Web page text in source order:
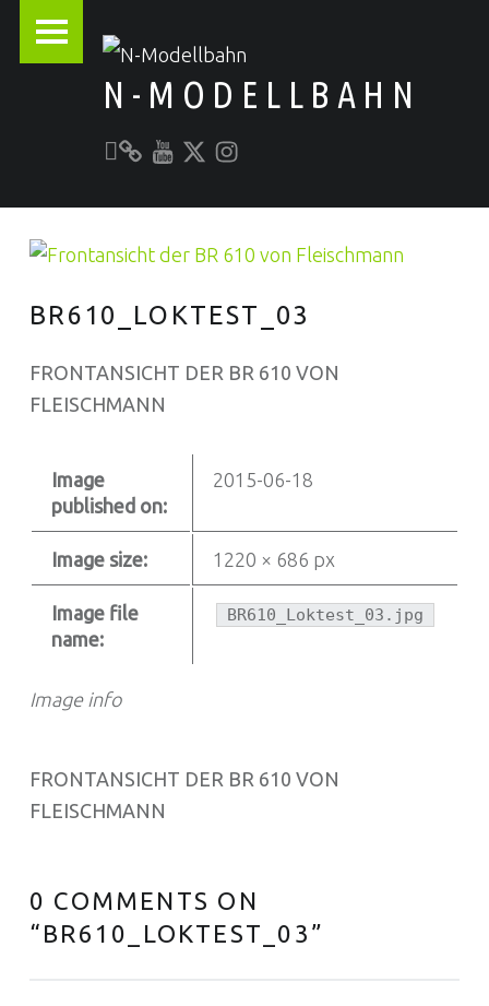
N-MODELLBAHN
Alles rund um die Modellbahn
BR610_LOKTEST_03
FRONTANSICHT DER BR 610 VON
FLEISCHMANN
Image info
Image
published on:
2015-06-18
Image size: 1220 × 686 px
Image file
name:
BR610_Loktest_03.jpg
FRONTANSICHT DER BR 610 VON
FLEISCHMANN
0 COMMENTS ON
“ BR610_LOKTEST_03 ”